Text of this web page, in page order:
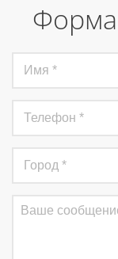
Форма